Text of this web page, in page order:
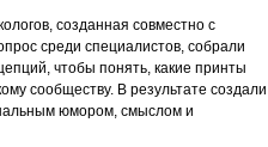
созданная совместно с
среди специалистов, собрали
чтобы понять, какие принты
сообществу. В результате создали
юмором, смыслом и